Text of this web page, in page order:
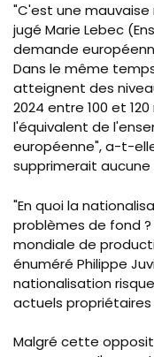
"C'est une mauvaise
jugé Marie Lebec
demande
Dans le même
atteignent des
2024 entre 100 et
l'équivalent de
européenne", a-t-
supprimerait
"En quoi la
problèmes de fond
mondiale de
énuméré Philippe
nationalisation
actuels
Malgré cette